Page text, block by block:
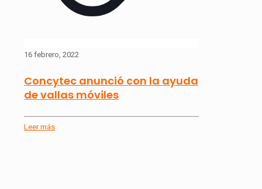
16 febrero, 2022
Concytec anunció con la ayuda
de vallas móviles
Leer más